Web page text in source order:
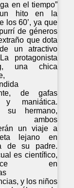
en el tiempo”
un hito en la
los 60’, ya que
de géneros
que dota
un atractivo
protagonista
una chica
de gafas
y maniática.
su hermano,
ambos
un viaje a
lejano en
de su padre.
es científico,
en
y los niños